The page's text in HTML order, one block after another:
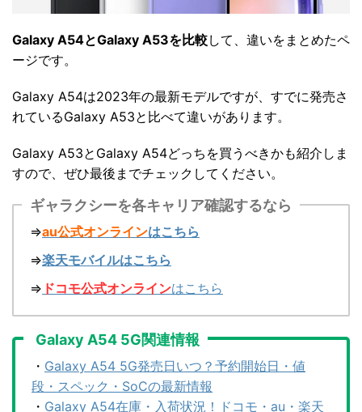
Galaxy A54とGalaxy A53を比較して、違いをまとめたペ
ージです。
Galaxy A54は2023年の最新モデルですが、すでに発売さ
れているGalaxy A53と比べて違いがあります。
Galaxy A53とGalaxy A54どっちを買うべきかも紹介しま
すので、ぜひ最後までチェックしてください。
ギャラクシーを各キャリア確認するなら
⇒au公式オンラインはこちら
⇒楽天モバイルはこちら
⇒ ドコモ公式オンラインはこちら
Galaxy A54 5G関連情報
・ Galaxy A54 5G発売日いつ？予約開始日・値
段・スペック・SoCの最新情報
・ Galaxy A54在庫・入荷状況！ドコモ・au・楽天